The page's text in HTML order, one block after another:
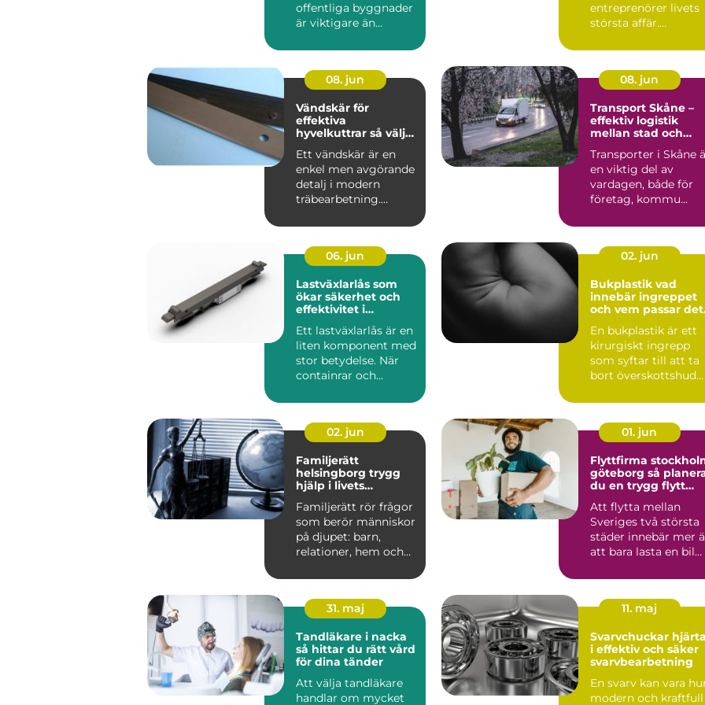
offentliga byggnader
är viktigare än
entreprenörer livets
största affär.
bara p...
08. jun
Vändskär för
effektiva
hyvelkuttrar så väljer
Ett vändskär är en
enkel men avgörande
detalj i modern
träbearbetning.
små, utbytb...
08. jun
Transport Skåne –
effektiv logistik
mellan stad och
Transporter i Skåne
en viktig del av
vardagen, både för
företag, kommu...
06. jun
Lastväxlarlås som
ökar säkerhet och
effektivitet i
Ett lastväxlarlås är en
liten komponent med
stor betydelse. När
containrar och
02. jun
Bukplastik vad
innebär ingreppet
och vem passar det
En bukplastik är ett
kirurgiskt ingrepp
som syftar till att ta
bort överskottshud
02. jun
Familjerätt
helsingborg trygg
hjälp i livets
Familjerätt rör frågor
som berör människor
på djupet: barn,
relationer, hem och
sepa...
01. jun
Flyttfirma
göteborg så planerar
du en trygg flytt
Att flytta mellan
Sveriges två största
städer innebär mer
att bara lasta en bil
31. maj
Tandläkare i nacka
så hittar du rätt vård
för dina tänder
Att välja tandläkare
handlar om mycket
11. maj
Svarvchuckar hjärtat
i effektiv och säker
svarvbearbetning
En svarv kan vara
modern och kraftfull